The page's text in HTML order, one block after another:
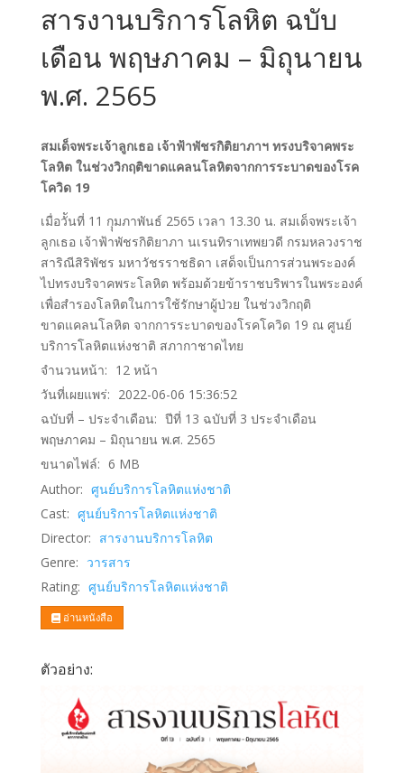
สารงานบริการโลหิต ฉบับ
เดือน พฤษภาคม – มิถุนายน
พ.ศ. 2565
สมเด็จพระเจ้าลูกเธอ เจ้าฟ้าพัชรกิติยาภาฯ ทรงบริจาคพระ
โลหิต ในช่วงวิกฤติขาดแคลนโลหิตจากการระบาดของโรค
โควิด 19
เมื่อวัันที่ 11 กุุมภาพันธ์ 2565 เวลา 13.30 น. สมเด็จพระเจ้า
ลูกเธอ เจ้าฟ้าพัชรกิติยาภา นเรนทิราเทพยวดี กรมหลวงราช
สาริณีสิริพัชร มหาวัชรราชธิดา เสด็จเป็นการส่วนพระองค์
ไปทรงบริจาคพระโลหิต พร้อมด้วยข้าราชบริพารในพระองค์
เพื่อสำรองโลหิตในการใช้รักษาผู้ป่วย ในช่วงวิกฤติ
ขาดแคลนโลหิต จากการระบาดของโรคโควิด 19 ณ ศูนย์
บริการโลหิตแห่งชาติ สภากาชาดไทย
จำนวนหน้า: 12 หน้า
วันที่เผยแพร่: 2022-06-06 15:36:52
ฉบับที่ – ประจำเดือน: ปีที่ 13 ฉบับที่ 3 ประจำเดือน
พฤษภาคม – มิถุนายน พ.ศ. 2565
ขนาดไฟล์: 6 MB
Author: ศูนย์บริการโลหิตแห่งชาติ
Cast: ศูนย์บริการโลหิตแห่งชาติ
Director: สารงานบริการโลหิต
Genre: วารสาร
Rating: ศูนย์บริการโลหิตแห่งชาติ
อ่านหนังสือ
ตัวอย่าง: